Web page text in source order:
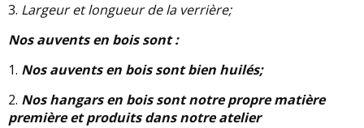
3. Largeur et longueur de la verrière;
Nos auvents en bois sont :
1. Nos auvents en bois sont bien huilés;
2. Nos hangars en bois sont notre propre matière
première et produits dans notre atelier